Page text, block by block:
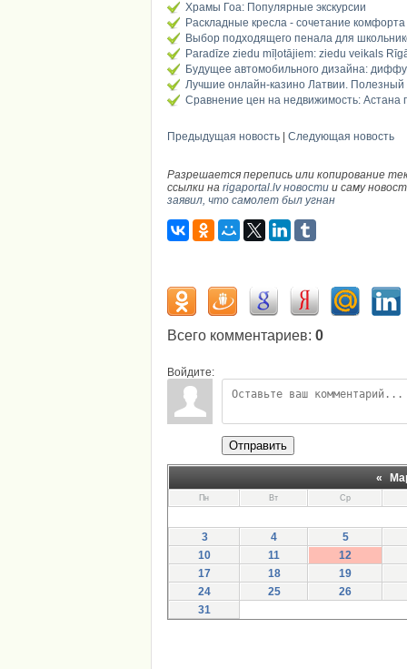
Храмы Гоа: Популярные экскурсии
Раскладные кресла - сочетание
Выбор подходящего пенала для
Paradīze ziedu mīļotājiem: ziedu veikals
Будущее автомобильного дизайна:
Лучшие онлайн-казино Латвии. Полезный
Сравнение цен на недвижимость: Астана
Предыдущая новость Следующая новость
Разрешается перепись или копирование
ссылки на rigaportal.lv новости и саму
заявил, что самолет был угнан
Всего комментариев: 0
Войдите:
Отправить
«
Пн Вт Ср
3
4 5
10
11 12
17
18 19
24
25 26
31